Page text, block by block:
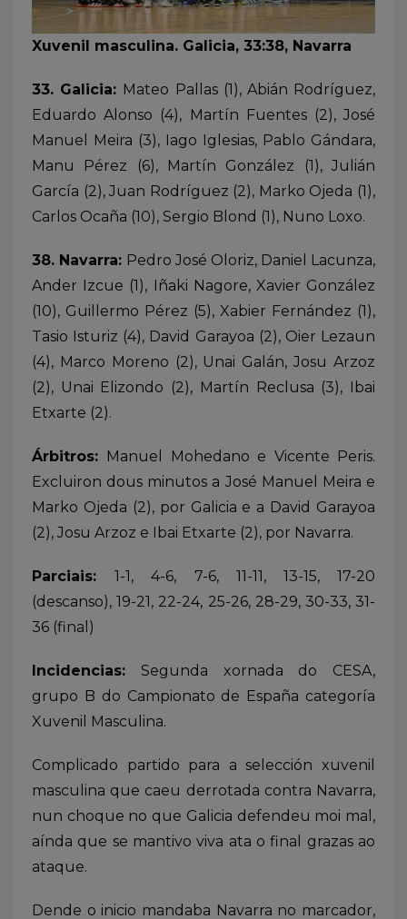
Xuvenil masculina. Galicia, 33:38, Navarra
33. Galicia: Mateo Pallas (1), Abián Rodríguez,
Eduardo Alonso (4), Martín Fuentes (2), José
Manuel Meira (3), Iago Iglesias, Pablo Gándara,
Manu Pérez (6), Martín González (1), Julián
García (2), Juan Rodríguez (2), Marko Ojeda (1),
Carlos Ocaña (10), Sergio Blond (1), Nuno Loxo.
38. Navarra: Pedro José Oloriz, Daniel Lacunza,
Ander Izcue (1), Iñaki Nagore, Xavier González
(10), Guillermo Pérez (5), Xabier Fernández (1),
Tasio Isturiz (4), David Garayoa (2), Oier Lezaun
(4), Marco Moreno (2), Unai Galán, Josu Arzoz
(2), Unai Elizondo (2), Martín Reclusa (3), Ibai
Etxarte (2).
Árbitros: Manuel Mohedano e Vicente Peris.
Excluiron dous minutos a José Manuel Meira e
Marko Ojeda (2), por Galicia e a David Garayoa
(2), Josu Arzoz e Ibai Etxarte (2), por Navarra.
Parciais:1-1, 4-6, 7-6, 11-11, 13-15, 17-20
(descanso), 19-21, 22-24, 25-26, 28-29, 30-33, 31-
36 (final)
Incidencias: Segunda xornada do CESA,
grupo B do Campionato de España categoría
Xuvenil Masculina.
Complicado partido para a selección xuvenil
masculina que caeu derrotada contra Navarra,
nun choque no que Galicia defendeu moi mal,
aínda que se mantivo viva ata o final grazas ao
ataque.
Dende o inicio mandaba Navarra no marcador,